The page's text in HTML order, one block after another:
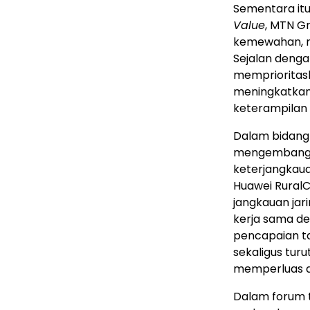
Sementara
Value, MTN
kemewahan,
Sejalan
keterampilan
Dalam
Huawei
jangkauan
kerja sama
pencapaian
sekaligus
memperluas
Dalam